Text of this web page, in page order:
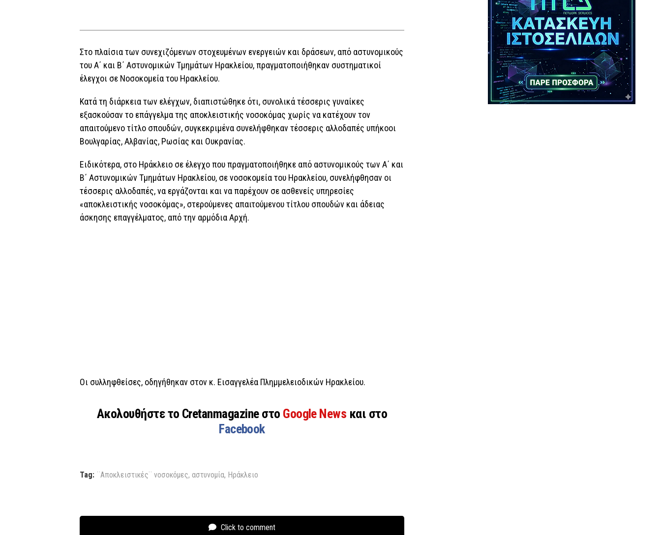
Στo πλαίσια των συνεχιζόμενων στοχευμένων ενεργειών και δράσεων, από αστυνομικούς
του Α΄ και Β΄ Αστυνομικών Τμημάτων Ηρακλείου, πραγματοποιήθηκαν συστηματικοί
έλεγχοι σε Νοσοκομεία του Ηρακλείου.
Κατά τη διάρκεια των ελέγχων, διαπιστώθηκε ότι, συνολικά τέσσερις γυναίκες
εξασκούσαν το επάγγελμα της αποκλειστικής νοσοκόμας χωρίς να κατέχουν τον
απαιτούμενο τίτλο σπουδών, συγκεκριμένα συνελήφθηκαν τέσσερις αλλοδαπές υπήκοοι
Βουλγαρίας, Αλβανίας, Ρωσίας και Ουκρανίας.
Ειδικότερα, στο Ηράκλειο σε έλεγχο που πραγματοποιήθηκε από αστυνομικούς των Α΄ και
Β΄ Αστυνομικών Τμημάτων Ηρακλείου, σε νοσοκομεία του Ηρακλείου, συνελήφθησαν οι
τέσσερις αλλοδαπές, να εργάζονται και να παρέχουν σε ασθενείς υπηρεσίες
«αποκλειστικής νοσοκόμας», στερούμενες απαιτούμενου τίτλου σπουδών και άδειας
άσκησης επαγγέλματος, από την αρμόδια Αρχή.
Οι συλληφθείσες, οδηγήθηκαν στον κ. Εισαγγελέα Πλημμελειοδικών Ηρακλείου.
Ακολουθήστε το Cretanmagazine στο Google News και στο
Facebook
Tag: ¨Αποκλειστικές¨ νοσοκόμες, αστυνομία, Ηράκλειο
Click to comment